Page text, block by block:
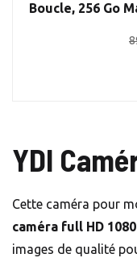
Boucle, 256 Go
YDI
Cette caméra pour
caméra full HD
images de qualité